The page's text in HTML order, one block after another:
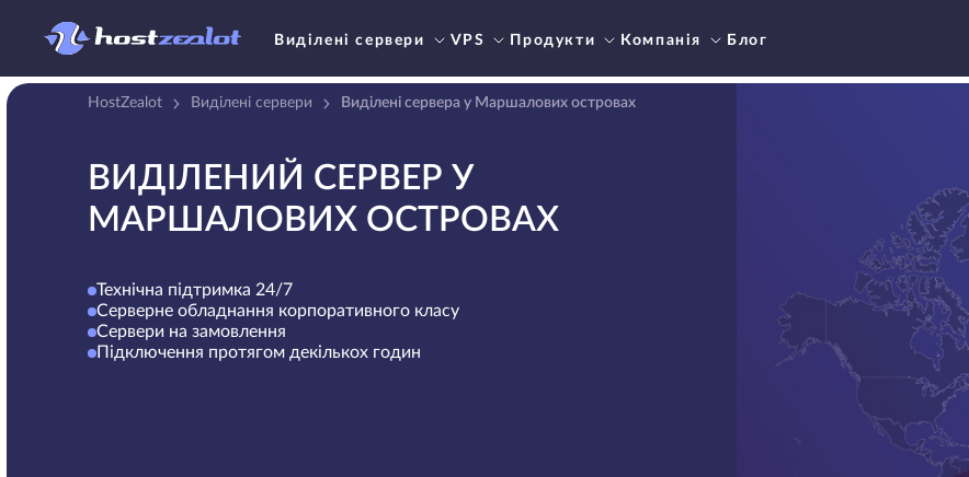
Виділені сервери VPS Продукти Компанія Блог
HostZealot Виділені сервери Виділені сервера у Маршалових островах
ВИДІЛЕНИЙ СЕРВЕР У
МАРШАЛОВИХ ОСТРОВАХ
Технічна підтримка 24/7
Серверне обладнання корпоративного класу
Сервери на замовлення
Підключення протягом декількох годин